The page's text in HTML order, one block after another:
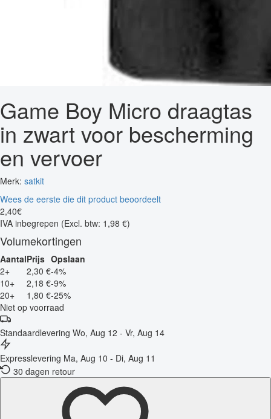
Game Boy Micro draagtas
in zwart voor bescherming
en vervoer
Merk: satkit
Wees de eerste die dit product beoordeelt
2,40€
IVA inbegrepen (Excl. btw: 1,98 €)
Volumekortingen
AantalPrijs Opslaan
2+
2,30 €-4%
10+
2,18 €-9%
20+
1,80 €-25%
Niet op voorraad
Standaardlevering Wo, Aug 12 - Vr, Aug 14
Expresslevering Ma, Aug 10 - Di, Aug 11
30 dagen retour